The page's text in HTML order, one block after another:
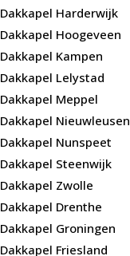
Dakkapel Harderwijk
Dakkapel Hoogeveen
Dakkapel Kampen
Dakkapel Lelystad
Dakkapel Meppel
Dakkapel Nieuwleusen
Dakkapel Nunspeet
Dakkapel Steenwijk
Dakkapel Zwolle
Dakkapel Drenthe
Dakkapel Groningen
Dakkapel Friesland